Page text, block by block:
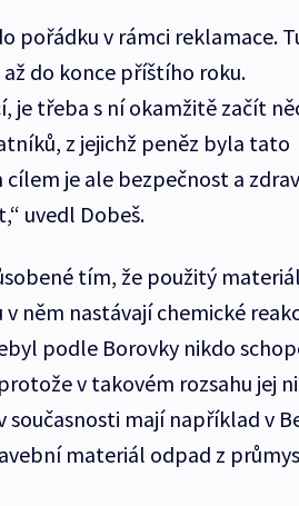
pořádku v rámci reklamace.
do konce příštího roku.
je třeba s ní okamžitě začít
z jejichž peněz byla tato
je ale bezpečnost a
uvedl Dobeš.
tím, že použitý
něm nastávají chemické
podle Borovky nikdo
v takovém rozsahu jej
mají například v
materiál odpad z